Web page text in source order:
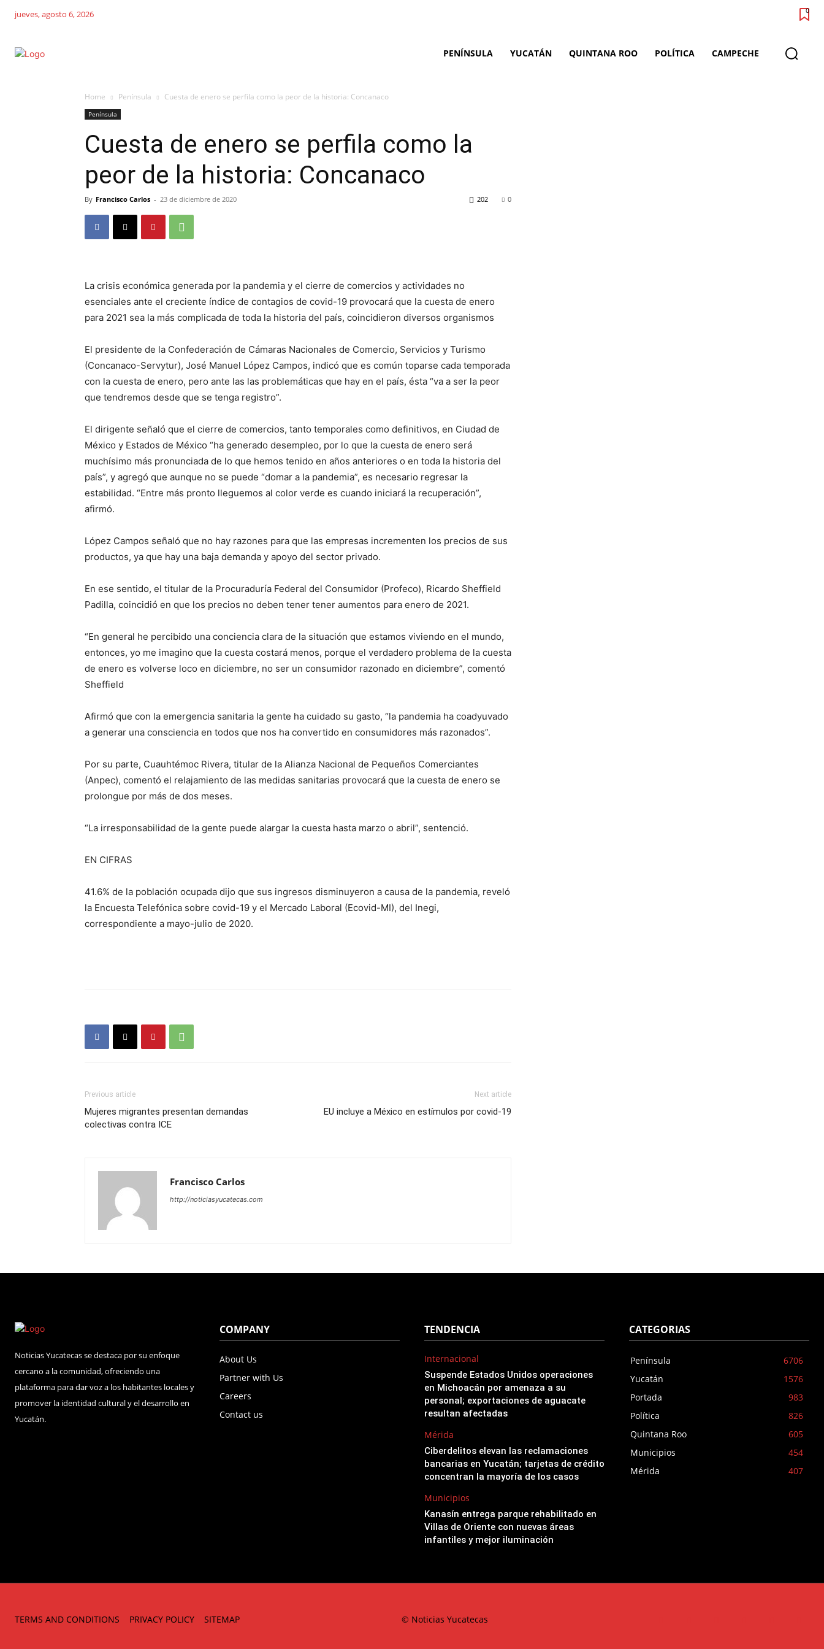
jueves, agosto 6, 2026 0
PENÍNSULA YUCATÁN QUINTANA ROO POLÍTICA CAMPECHE
Home Península Cuesta de enero se perfila como la peor de la historia: Concanaco
Península
Cuesta de enero se perfila como la
peor de la historia: Concanaco
By Francisco Carlos - 23 de diciembre de 2020 0
202
La crisis económica generada por la pandemia y el cierre de comercios y actividades no
esenciales ante el creciente índice de contagios de covid-19 provocará que la cuesta de enero
para 2021 sea la más complicada de toda la historia del país, coincidieron diversos organismos
El presidente de la Confederación de Cámaras Nacionales de Comercio, Servicios y Turismo
(Concanaco-Servytur), José Manuel López Campos, indicó que es común toparse cada temporada
con la cuesta de enero, pero ante las las problemáticas que hay en el país, ésta “va a ser la peor
que tendremos desde que se tenga registro”.
El dirigente señaló que el cierre de comercios, tanto temporales como definitivos, en Ciudad de
México y Estados de México “ha generado desempleo, por lo que la cuesta de enero será
muchísimo más pronunciada de lo que hemos tenido en años anteriores o en toda la historia del
país”, y agregó que aunque no se puede “domar a la pandemia”, es necesario regresar la
estabilidad. “Entre más pronto lleguemos al color verde es cuando iniciará la recuperación”,
afirmó.
López Campos señaló que no hay razones para que las empresas incrementen los precios de sus
productos, ya que hay una baja demanda y apoyo del sector privado.
En ese sentido, el titular de la Procuraduría Federal del Consumidor (Profeco), Ricardo Sheffield
Padilla, coincidió en que los precios no deben tener tener aumentos para enero de 2021.
“En general he percibido una conciencia clara de la situación que estamos viviendo en el mundo,
entonces, yo me imagino que la cuesta costará menos, porque el verdadero problema de la cuesta
de enero es volverse loco en diciembre, no ser un consumidor razonado en diciembre”, comentó
Sheffield
Afirmó que con la emergencia sanitaria la gente ha cuidado su gasto, “la pandemia ha coadyuvado
a generar una consciencia en todos que nos ha convertido en consumidores más razonados”.
Por su parte, Cuauhtémoc Rivera, titular de la Alianza Nacional de Pequeños Comerciantes
(Anpec), comentó el relajamiento de las medidas sanitarias provocará que la cuesta de enero se
prolongue por más de dos meses.
“La irresponsabilidad de la gente puede alargar la cuesta hasta marzo o abril”, sentenció.
EN CIFRAS
41.6% de la población ocupada dijo que sus ingresos disminuyeron a causa de la pandemia, reveló
la Encuesta Telefónica sobre covid-19 y el Mercado Laboral (Ecovid-MI), del Inegi,
correspondiente a mayo-julio de 2020.
Previous article
Mujeres migrantes presentan demandas
colectivas contra ICE
Next article
EU incluye a México en estímulos por covid-19
Francisco Carlos
http://noticiasyucatecas.com
Noticias Yucatecas se destaca por su enfoque
cercano a la comunidad, ofreciendo una
plataforma para dar voz a los habitantes locales y
promover la identidad cultural y el desarrollo en
Yucatán.
COMPANY
About Us
Partner with Us
Careers
Contact us
TENDENCIA
Internacional
Suspende Estados Unidos operaciones
en Michoacán por amenaza a su
personal; exportaciones de aguacate
resultan afectadas
Mérida
Ciberdelitos elevan las reclamaciones
bancarias en Yucatán; tarjetas de crédito
concentran la mayoría de los casos
Municipios
Kanasín entrega parque rehabilitado en
Villas de Oriente con nuevas áreas
infantiles y mejor iluminación
CATEGORIAS
Península
6706
Yucatán
1576
Portada
983
Política
826
Quintana Roo
605
Municipios
454
Mérida
407
TERMS AND CONDITIONS PRIVACY POLICY SITEMAP © Noticias Yucatecas